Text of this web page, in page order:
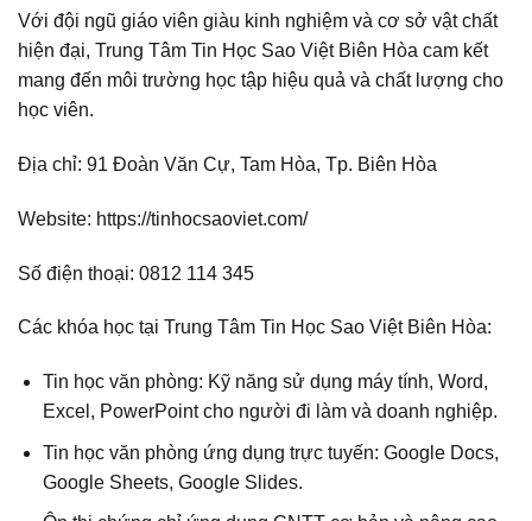
Với đội ngũ giáo viên giàu kinh nghiệm và cơ sở vật chất
hiện đại, Trung Tâm Tin Học Sao Việt Biên Hòa cam kết
mang đến môi trường học tập hiệu quả và chất lượng cho
học viên.
Địa chỉ: 91 Đoàn Văn Cự, Tam Hòa, Tp. Biên Hòa
Website: https://tinhocsaoviet.com/
Số điện thoại: 0812 114 345
Các khóa học tại Trung Tâm Tin Học Sao Việt Biên Hòa:
Tin học văn phòng: Kỹ năng sử dụng máy tính, Word,
Excel, PowerPoint cho người đi làm và doanh nghiệp.
Tin học văn phòng ứng dụng trực tuyến: Google Docs,
Google Sheets, Google Slides.